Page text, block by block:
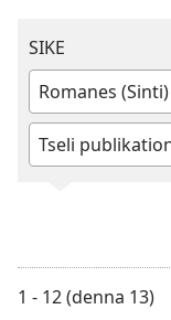
SIKE
De
tchip
tchip
wri
Tchin
kate
1 - 12 (denna 13)